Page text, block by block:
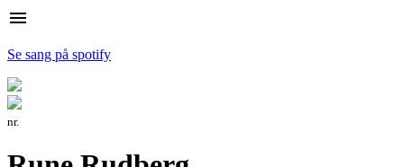
menu
Se sang på spotify
nr.